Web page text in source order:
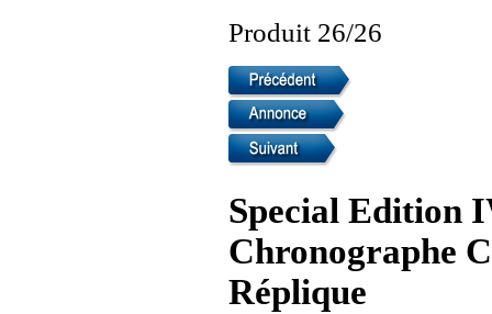
Produit 26/26
Special Edition
Chronographe
Réplique